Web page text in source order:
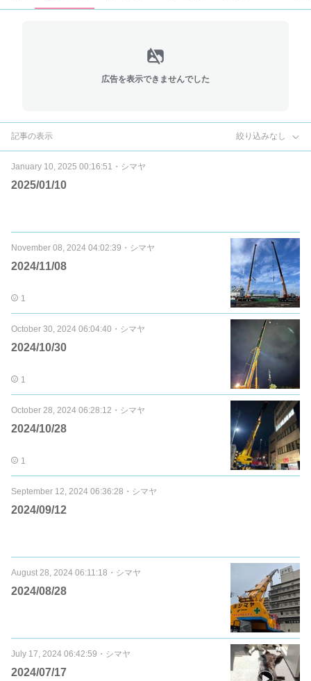
広告を表示できませんでした
記事の表示 絞り込みなし
January 10, 2025 00:16:51 ・ シマヤ
2025/01/10
November 08, 2024 04:02:39 ・ シマヤ
2024/11/08
1
October 30, 2024 06:04:40 ・ シマヤ
2024/10/30
1
October 28, 2024 06:28:12 ・ シマヤ
2024/10/28
1
September 12, 2024 06:36:28 ・ シマヤ
2024/09/12
August 28, 2024 06:11:18 ・ シマヤ
2024/08/28
July 17, 2024 06:42:59 ・ シマヤ
2024/07/17